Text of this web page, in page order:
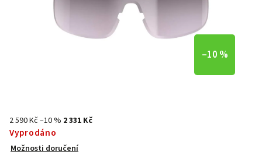
–10 %
2 590 Kč–10 % 2 331 Kč
Vyprodáno
Možnosti doručení